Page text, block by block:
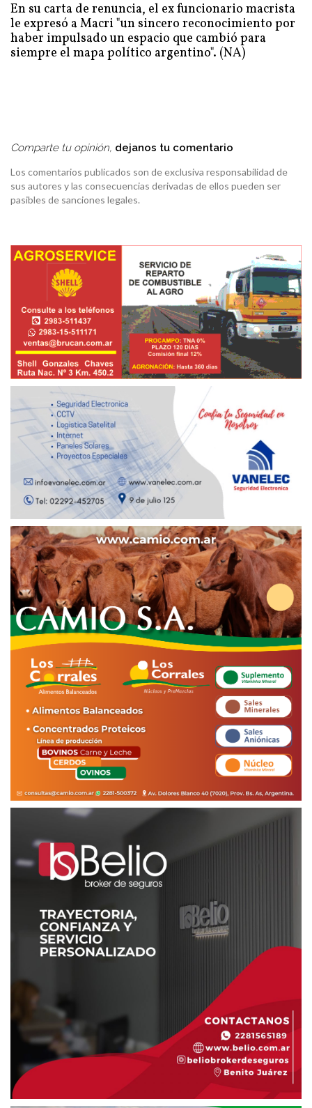
En su carta de renuncia, el ex funcionario macrista
le expresó a Macri "un sincero reconocimiento por
haber impulsado un espacio que cambió para
siempre el mapa político argentino". (NA)
Comparte tu opinión, dejanos tu comentario
Los comentarios publicados son de exclusiva responsabilidad de
sus autores y las consecuencias derivadas de ellos pueden ser
pasibles de sanciones legales.